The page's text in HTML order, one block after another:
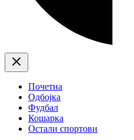
Почетна
Одбојка
Фудбал
Кошарка
Остали спортови